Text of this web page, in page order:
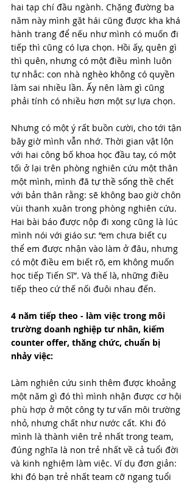
hai tạp chí đầu ngành. Chặng đường ba
năm này mình gặt hái cũng được kha khá
hành trang để nếu như mình có muốn đi
tiếp thì cũng có lựa chọn. Hồi ấy, quên gì
thì quên, nhưng có một điều mình luôn
tự nhắc: con nhà nghèo không có quyền
làm sai nhiều lần. Ấy nên làm gì cũng
phải tính có nhiều hơn một sự lựa chọn.
Nhưng có một ý rất buồn cười, cho tới tận
bây giờ mình vẫn nhớ. Thời gian vật lộn
với hai công bố khoa học đầu tay, có một
tối ở lại trên phòng nghiên cứu một thân
một mình, mình đã tự thề sống thề chết
với bản thân rằng: sẽ không bao giờ chôn
vùi thanh xuân trong phòng nghiên cứu.
Hai bài báo được nộp đi xong cũng là lúc
mình nói với giáo sư: “em chưa biết cụ
thể em được nhận vào làm ở đâu, nhưng
có một điều em biết rõ, em không muốn
học tiếp Tiến Sĩ”. Và thế là, những điều
tiếp theo cứ thế nối đuôi nhau đến.
4 năm tiếp theo - làm việc trong môi
trường doanh nghiệp tư nhân, kiếm
counter offer, thăng chức, chuẩn bị
nhảy việc:
Làm nghiên cứu sinh thêm được khoảng
một năm gì đó thì mình nhận được cơ hội
phù hợp ở một công ty tư vấn môi trường
nhỏ, nhưng chất như nước cất. Khi đó
mình là thành viên trẻ nhất trong team,
đúng nghĩa là non trẻ nhất về cả tuổi đời
và kinh nghiệm làm việc. Ví dụ đơn giản:
khi đó bạn trẻ nhất team cỡ ngang tuổi